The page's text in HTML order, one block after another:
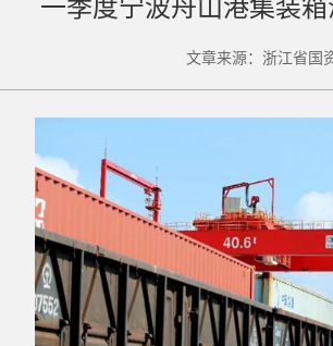
一季度宁波舟山港集装
文章来源：浙江省